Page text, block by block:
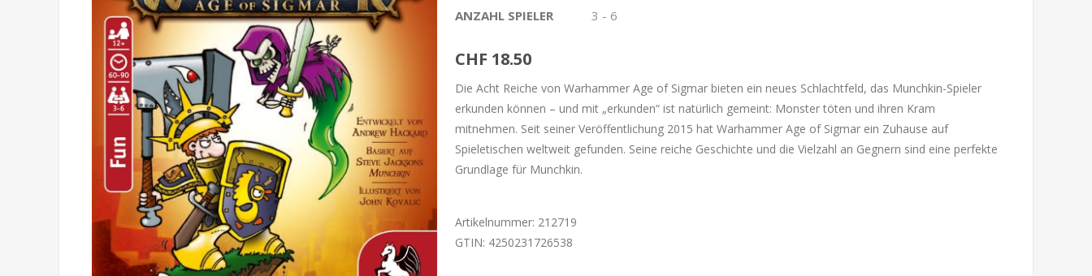
ANZAHL SPIELER
3 - 6
CHF 18.50
Die Acht Reiche von Warhammer Age of Sigmar bieten ein neues Schlachtfeld, das Munchkin-Spieler
erkunden können – und mit „erkunden“ ist natürlich gemeint: Monster töten und ihren Kram
mitnehmen. Seit seiner Veröffentlichung 2015 hat Warhammer Age of Sigmar ein Zuhause auf
Spieletischen weltweit gefunden. Seine reiche Geschichte und die Vielzahl an Gegnern sind eine perfekte
Grundlage für Munchkin.
Artikelnummer: 212719
GTIN: 4250231726538